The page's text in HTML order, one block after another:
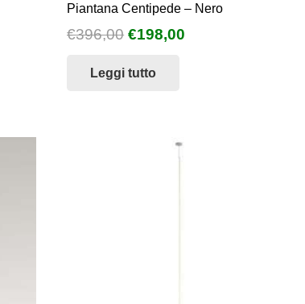
Piantana Centipede – Nero
€396,00 Il
originale
€198,00
Leggi tutto